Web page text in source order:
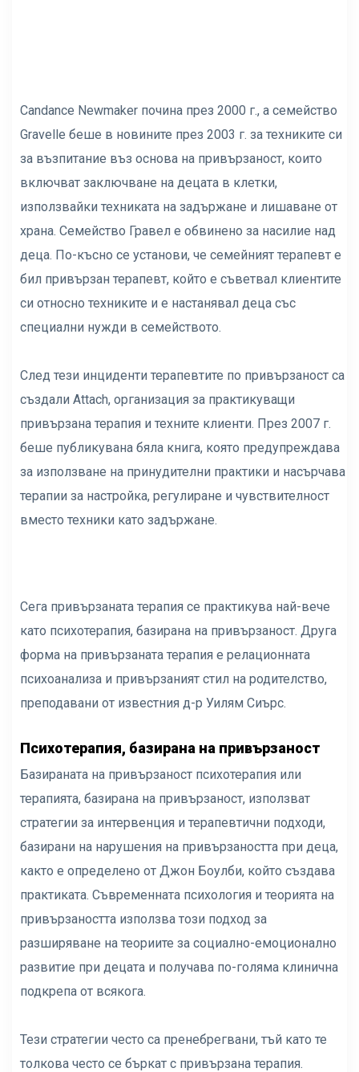
Candance Newmaker почина през 2000 г., а семейство
Gravelle беше в новините през 2003 г. за техниките си
за възпитание въз основа на привързаност, които
включват заключване на децата в клетки,
използвайки техниката на задържане и лишаване от
храна. Семейство Гравел е обвинено за насилие над
деца. По-късно се установи, че семейният терапевт е
бил привързан терапевт, който е съветвал клиентите
си относно техниките и е настанявал деца със
специални нужди в семейството.
След тези инциденти терапевтите по привързаност са
създали Attach, организация за практикуващи
привързана терапия и техните клиенти. През 2007 г.
беше публикувана бяла книга, която предупреждава
за използване на принудителни практики и насърчава
терапии за настройка, регулиране и чувствителност
вместо техники като задържане.
Сега привързаната терапия се практикува най-вече
като психотерапия, базирана на привързаност. Друга
форма на привързаната терапия е релационната
психоанализа и привързаният стил на родителство,
преподавани от известния д-р Уилям Сиърс.
Психотерапия, базирана на привързаност
Базираната на привързаност психотерапия или
терапията, базирана на привързаност, използват
стратегии за интервенция и терапевтични подходи,
базирани на нарушения на привързаността при деца,
както е определено от Джон Боулби, който създава
практиката. Съвременната психология и теорията на
привързаността използва този подход за
разширяване на теориите за социално-емоционално
развитие при децата и получава по-голяма клинична
подкрепа от всякога.
Тези стратегии често са пренебрегвани, тъй като те
толкова често се бъркат с привързана терапия.